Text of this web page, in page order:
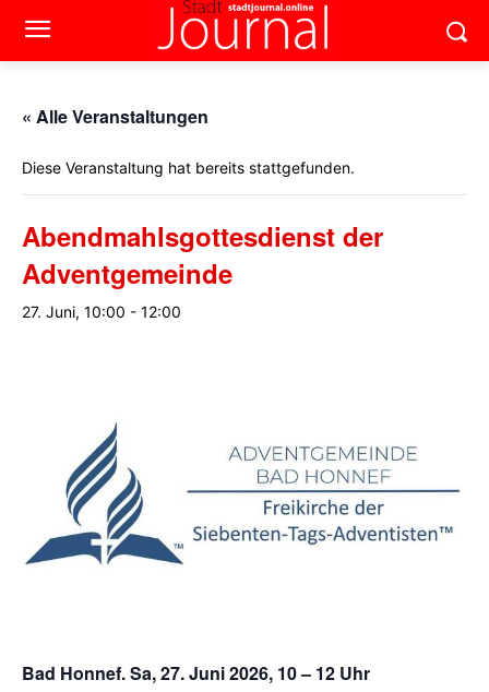
« Alle Veranstaltungen
Diese Veranstaltung hat bereits stattgefunden.
Abendmahlsgottesdienst der
Adventgemeinde
27. Juni, 10:00 - 12:00
Bad Honnef. Sa, 27. Juni 2026, 10 – 12 Uhr